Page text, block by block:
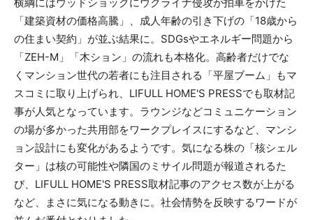
「建築資材の価格高騰」、成人年齢の引き下げの「18歳から
の住まい契約」が並ぶ結果に。SDGsやエネルギー問題から
「ZEH-M」「木ション」の流れも本格化。高齢者だけでな
くマンション世代の若者にも注目される「平屋ブーム」もマ
スコミに取り上げられ、LIFULL HOME'S PRESSでも取材記
事が人気となっています。ラウンジなどコミュニケーション
の場が多かった共用部をワークプレイスにするなど、マンシ
ョン設計にも変化があるようです。気になる株の「核シェル
ター」は核の可能性や隣国のミサイル問題が報道されるた
び、LIFULL HOME'S PRESS取材記事のアクセス数が上がる
など、まさに気になる動きに。社会情勢を反映するワードが